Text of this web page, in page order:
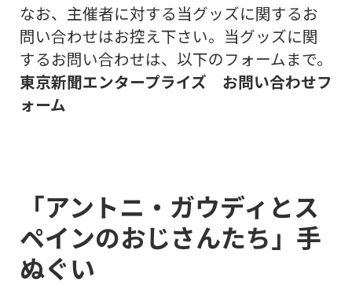
なお、主催者に対する当グッズに関するお
問い合わせはお控え下さい。当グッズに関
するお問い合わせは、以下のフォームまで。
東京新聞エンタープライズ お問い合わせフ
ォーム
「アントニ・ガウディとス
ペインのおじさんたち」手
ぬぐい